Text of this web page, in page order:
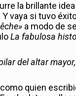
la brillante
Y vaya si tuvo
a modo de
La fabulosa
del altar
quien